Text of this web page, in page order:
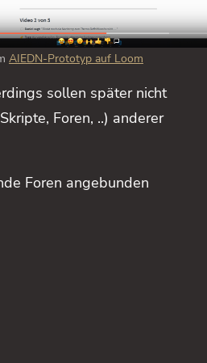
AIEDN-Prototyp auf Loom
sollen später nicht
Foren, ..) anderer
Foren angebunden